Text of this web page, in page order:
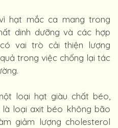
hạt mắc ca mang trong
dinh dưỡng và các hợp
vai trò cải thiện lượng
trong việc chống lại tác
loại hạt giàu chất béo,
loại axit béo không bão
giảm lượng cholesterol